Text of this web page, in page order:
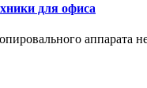
для офиса
аппарата